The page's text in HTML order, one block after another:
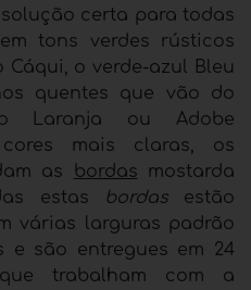
certa para todas
tons verdes rústicos
Cáqui, o verde-azul Bleu
quentes que vão do
Laranja ou Adobe
cores mais claras, os
as bordas mostarda
estas
bordas estão
várias larguras padrão
e são entregues em 24
trabalham com a